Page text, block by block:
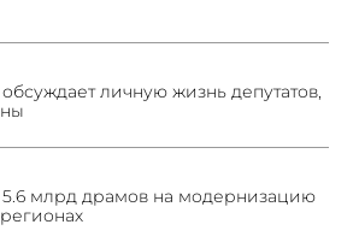
личную жизнь депутатов,
млрд драмов на модернизацию